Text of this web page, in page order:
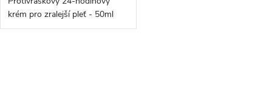
u
d
u
krém pro zralejší pleť - 50ml